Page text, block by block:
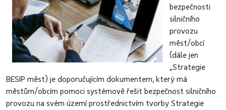
bezpečnosti
silničního
provozu
měst/obcí
(dále jen
„Strategie
BESIP měst) je doporučujícím dokumentem, který má
městům/obcím pomoci systémově řešit bezpečnost silničního
provozu na svém území prostřednictvím tvorby Strategie